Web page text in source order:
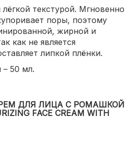
текстурой. Мгновенно
поры, поэтому
жирной и
как не является
липкой плёнки.
50 мл.
ДЛЯ ЛИЦА С РОМАШКОЙ
FACE CREAM WITH